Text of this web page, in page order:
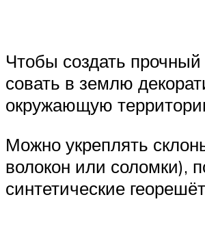
Чтобы создать
совать в землю
окружающую
Можно укреплять
волокон или соломки),
синтетические